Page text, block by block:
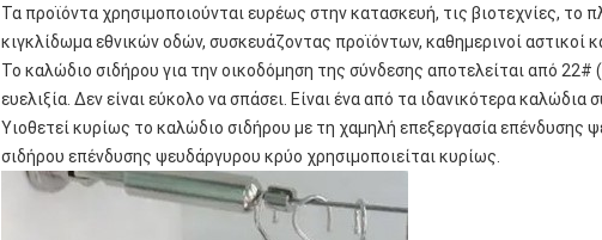
Τα προϊόντα χρησιμοποιούνται ευρέως στην κατασκευή, τις βιοτεχνίες,
κιγκλίδωμα εθνικών οδών, συσκευάζοντας προϊόντων, καθημερινοί αστικοί
Το καλώδιο σιδήρου για την οικοδόμηση της σύνδεσης αποτελείται από
ευελιξία. Δεν είναι εύκολο να σπάσει. Είναι ένα από τα ιδανικότερα
Υιοθετεί κυρίως το καλώδιο σιδήρου με τη χαμηλή επεξεργασία επένδυσης
σιδήρου επένδυσης ψευδάργυρου κρύο χρησιμοποιείται κυρίως.